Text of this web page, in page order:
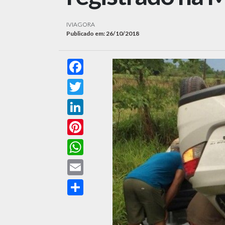
IVIAGORA
Publicado em: 26/10/2018
Facebook
LinkedIn
Pinterest
WhatsApp
Compartilhar